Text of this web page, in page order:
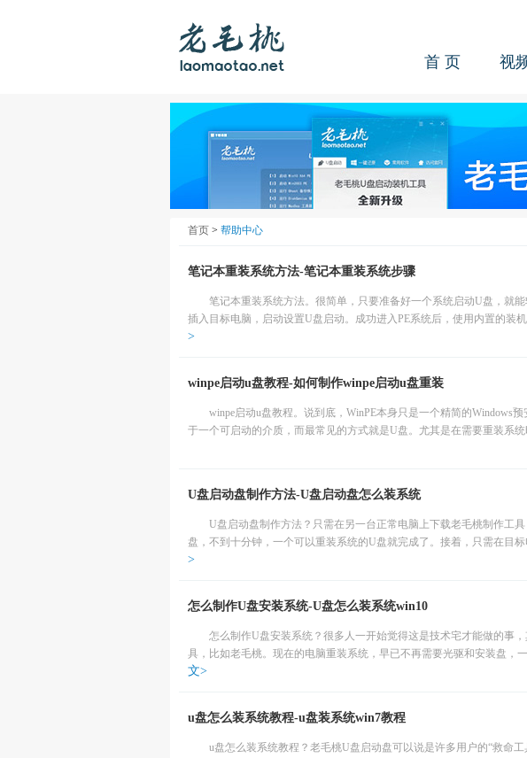
首 页 视
首页 > 帮助中心
笔记本重装系统方法-笔记本重装系统步骤
笔记本重装系统方法。很简单，只要准备好一个系统启动U盘，就
插入目标电脑，启动设置U盘启动。成功进入PE系统后，使用内置的装
>
winpe启动u盘教程-如何制作winpe启动u盘重装
winpe启动u盘教程。说到底，WinPE本身只是一个精简的Windows
于一个可启动的介质，而最常见的方式就是U盘。尤其是在需要重装系统
U盘启动盘制作方法-U盘启动盘怎么装系统
U盘启动盘制作方法？只需在另一台正常电脑上下载老毛桃制作工
盘，不到十分钟，一个可以重装系统的U盘就完成了。接着，只需在目
>
怎么制作U盘安装系统-U盘怎么装系统win10
怎么制作U盘安装系统？很多人一开始觉得这是技术宅才能做的事
具，比如老毛桃。现在的电脑重装系统，早已不再需要光驱和安装盘，
文>
u盘怎么装系统教程-u盘装系统win7教程
u盘怎么装系统教程？老毛桃U盘启动盘可以说是许多用户的“救命